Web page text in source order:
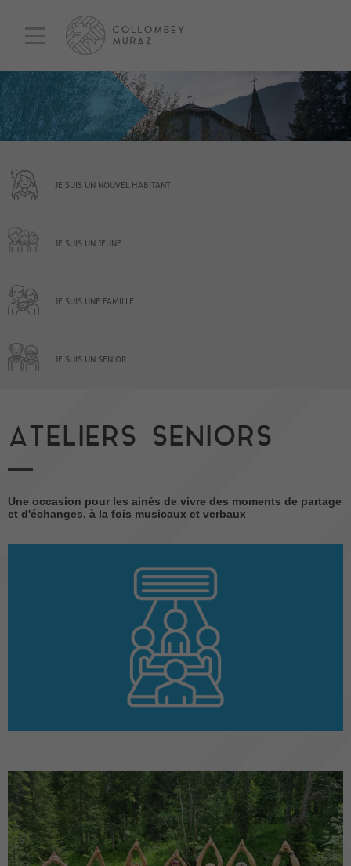
JE SUIS UN NOUVEL HABITANT
JE SUIS UN JEUNE
JE SUIS UNE FAMILLE
JE SUIS UN SENIOR
ATELIERS SENIORS
Une occasion pour les ainés de vivre des moments de partage
et d'échanges, à la fois musicaux et verbaux